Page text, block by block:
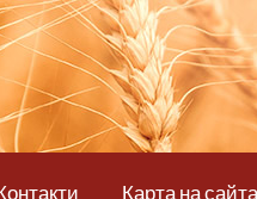
Карта на сайта